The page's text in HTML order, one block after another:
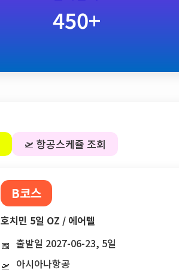
450+
🛫 항공스케쥴 조회
B코스
호치민 5일 OZ / 에어텔
📅 출발일 2027-06-23, 5일
🛫 아시아나항공